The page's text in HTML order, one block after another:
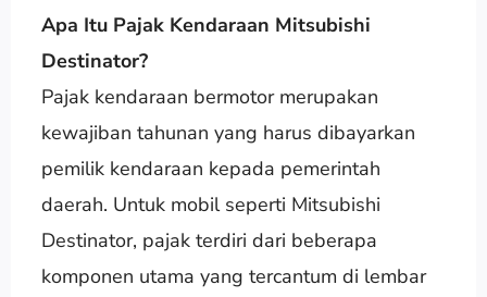
Apa Itu Pajak Kendaraan Mitsubishi
Destinator?
Pajak kendaraan bermotor merupakan
kewajiban tahunan yang harus dibayarkan
pemilik kendaraan kepada pemerintah
daerah. Untuk mobil seperti Mitsubishi
Destinator, pajak terdiri dari beberapa
komponen utama yang tercantum di lembar